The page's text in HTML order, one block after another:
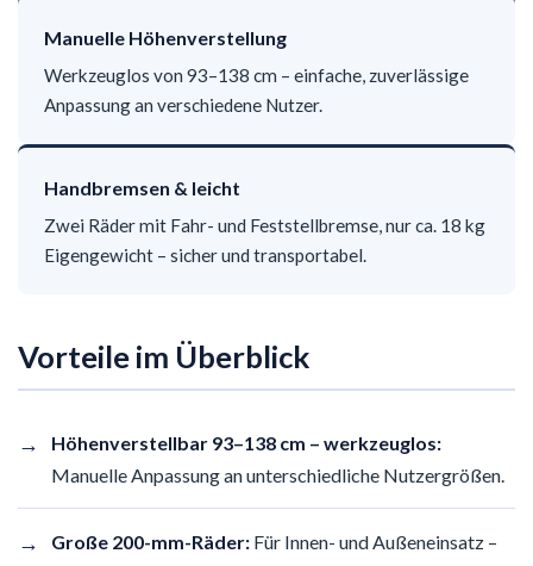
Manuelle Höhenverstellung
Werkzeuglos von 93–138 cm – einfache, zuverlässige
Anpassung an verschiedene Nutzer.
Handbremsen & leicht
Zwei Räder mit Fahr- und Feststellbremse, nur ca. 18 kg
Eigengewicht – sicher und transportabel.
Vorteile im Überblick
→
Höhenverstellbar 93–138 cm – werkzeuglos:
Manuelle Anpassung an unterschiedliche Nutzergrößen.
→ Große 200-mm-Räder: Für Innen- und Außeneinsatz –